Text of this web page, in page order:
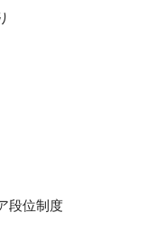
段位制度